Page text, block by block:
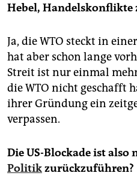
Hebel, Handelskonflikte
Ja, die WTO steckt in
hat aber schon lange
Streit ist nur einmal
die WTO nicht geschafft
ihrer Gründung ein
verpassen.
Die US-Blockade ist
Politikzurückzuführen?